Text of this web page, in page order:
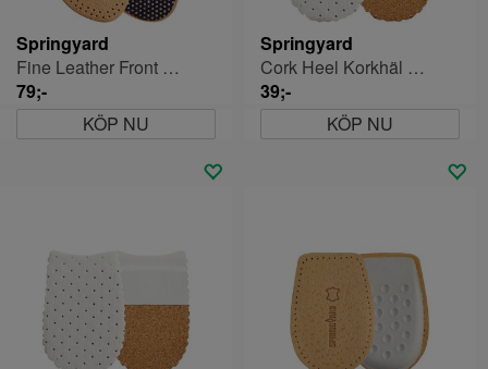
Springyard
Fine Leather Front Halvsula
79;-
KÖP NU
Springyard
Cork Heel Korkhäl Medium
39;-
KÖP NU